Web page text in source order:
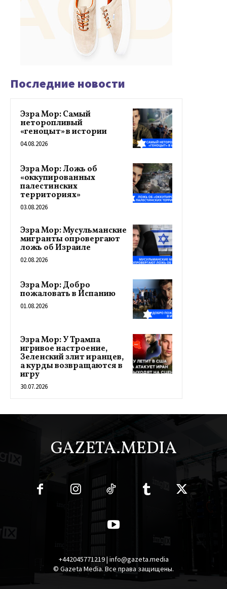
Последние новости
Эзра Мор: Самый
неторопливый
«геноцыт» в истории
04.08.2026
Эзра Мор: Ложь об
«оккупированных
палестинских
территориях»
03.08.2026
Эзра Мор: Мусульманские
мигранты опровергают
ложь об Израиле
02.08.2026
Эзра Мор: Добро
пожаловать в Испанию
01.08.2026
Эзра Мор: У Трампа
игривое настроение,
Зеленский злит иранцев,
а курды возвращаются в
игру
30.07.2026
GAZETA.MEDIA
+442045771219 | info@gazeta.media
© Gazeta Media. Все права защищены.